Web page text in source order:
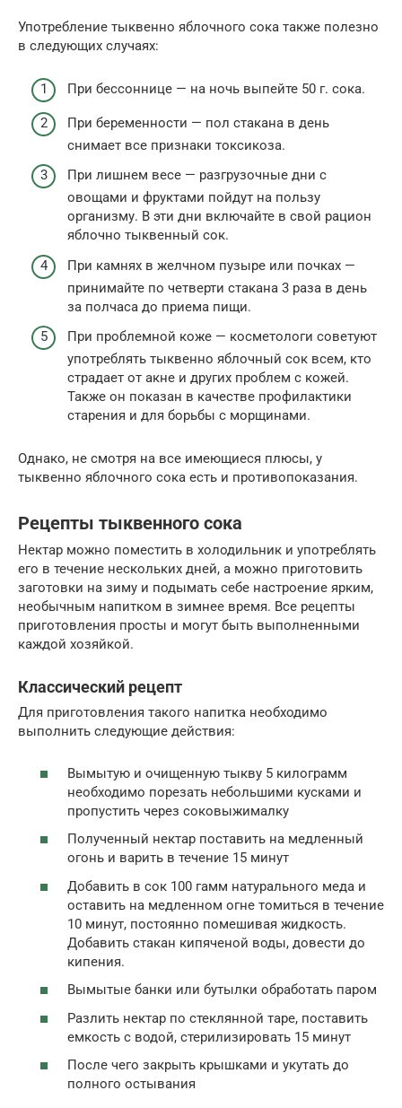
Употребление тыквенно яблочного сока также полезно
в следующих случаях:
При бессоннице — на ночь выпейте 50 г. сока.
При беременности — пол стакана в день
снимает все признаки токсикоза.
При лишнем весе — разгрузочные дни с
овощами и фруктами пойдут на пользу
организму. В эти дни включайте в свой рацион
яблочно тыквенный сок.
При камнях в желчном пузыре или почках —
принимайте по четверти стакана 3 раза в день
за полчаса до приема пищи.
При проблемной коже — косметологи советуют
употреблять тыквенно яблочный сок всем, кто
страдает от акне и других проблем с кожей.
Также он показан в качестве профилактики
старения и для борьбы с морщинами.
Однако, не смотря на все имеющиеся плюсы, у
тыквенно яблочного сока есть и противопоказания.
Рецепты тыквенного сока
Нектар можно поместить в холодильник и употреблять
его в течение нескольких дней, а можно приготовить
заготовки на зиму и подымать себе настроение ярким,
необычным напитком в зимнее время. Все рецепты
приготовления просты и могут быть выполненными
каждой хозяйкой.
Классический рецепт
Для приготовления такого напитка необходимо
выполнить следующие действия:
Вымытую и очищенную тыкву 5 килограмм
необходимо порезать небольшими кусками и
пропустить через соковыжималку
Полученный нектар поставить на медленный
огонь и варить в течение 15 минут
Добавить в сок 100 гамм натурального меда и
оставить на медленном огне томиться в течение
10 минут, постоянно помешивая жидкость.
Добавить стакан кипяченой воды, довести до
кипения.
Вымытые банки или бутылки обработать паром
Разлить нектар по стеклянной таре, поставить
емкость с водой, стерилизировать 15 минут
После чего закрыть крышками и укутать до
полного остывания